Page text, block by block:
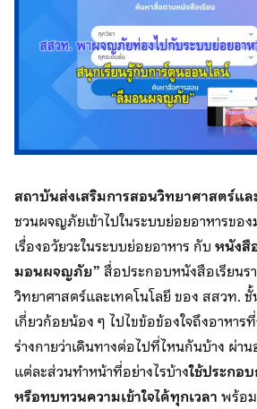
สถาบันส่งเสริมการสอนวิทยาศาสตร์แ
ชวนผจญภัยเข้าไปในระบบย่อยอาหารของ
เรื่องอวัยวะในระบบย่อยอาหาร กับหนังสื
มอนผจญภัย”สื่อประกอบหนังสือเรียนร
วิทยาศาสตร์และเทคโนโลยี ของ สสวท.
เกี่ยวก้อยน้อง ๆ ไปไขข้อข้องใจถึงอาหาร
ร่างกายว่าเดินทางต่อไปที่ไหนกันบ้าง ผ่า
แต่ละส่วนทำหน้าที่อย่างไรบ้างใช้ประกอ
หรือทบทวนความเข้าใจได้ทุกเวลาพร้อ